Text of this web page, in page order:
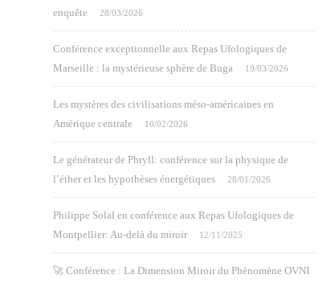
enquête
28/03/2026
Conférence exceptionnelle aux Repas Ufologiques de
Marseille : la mystérieuse sphère de Buga
19/03/2026
Les mystères des civilisations méso-américaines en
Amérique centrale
10/02/2026
Le générateur de Phryll: conférence sur la physique de
l’éther et les hypothèses énergétiques
28/01/2026
Philippe Solal en conférence aux Repas Ufologiques de
Montpellier: Au-delà du miroir
12/11/2025
🚀 Conférence : La Dimension Miroir du Phénomène OVNI